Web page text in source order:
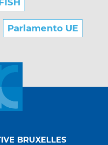
Parlamento UE
BRUXELLES